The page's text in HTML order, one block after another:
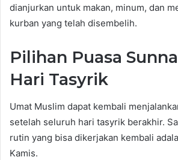
dianjurkan untuk makan, minum, dan
kurban yang telah disembelih.
Pilihan Puasa
Hari Tasyrik
Umat Muslim dapat kembali
setelah seluruh hari tasyrik berakhir.
rutin yang bisa dikerjakan kembali
Kamis.